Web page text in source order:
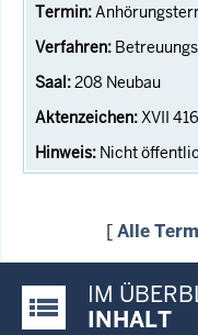
208 Neubau
XVII
Nicht
[Alle
Justiz-Portal im
IM
INHALT